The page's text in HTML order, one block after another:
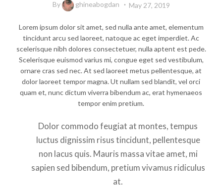
By ghineabogdan May 27, 2019
Lorem ipsum dolor sit amet, sed nulla ante amet, elementum
tincidunt arcu sed laoreet, natoque ac eget imperdiet. Ac
scelerisque nibh dolores consectetuer, nulla aptent est pede.
Scelerisque euismod varius mi, congue eget sed vestibulum,
ornare cras sed nec. At sed laoreet metus pellentesque, at
dolor laoreet tempor magna. Ut nullam sed blandit, vel orci
quam et, nunc dictum viverra bibendum ac, erat hymenaeos
tempor enim pretium.
Dolor commodo feugiat at montes, tempus
luctus dignissim risus tincidunt, pellentesque
non lacus quis. Mauris massa vitae amet, mi
sapien sed bibendum, pretium vivamus ridiculus
at.